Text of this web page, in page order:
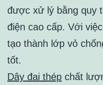
được xử lý bằng quy
điện cao cấp. Với
tạo thành lớp vỏ
tốt.
Dây đai thép chất